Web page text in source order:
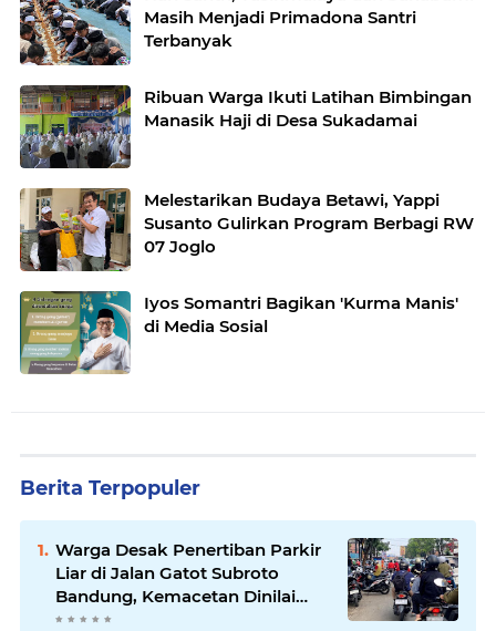
Masih Menjadi Primadona Santri
Terbanyak
Ribuan Warga Ikuti Latihan Bimbingan
Manasik Haji di Desa Sukadamai
Melestarikan Budaya Betawi, Yappi
Susanto Gulirkan Program Berbagi RW
07 Joglo
Iyos Somantri Bagikan 'Kurma Manis'
di Media Sosial
Berita Terpopuler
Warga Desak Penertiban Parkir
Liar di Jalan Gatot Subroto
Bandung, Kemacetan Dinilai
Makin Mengkhawatirkan